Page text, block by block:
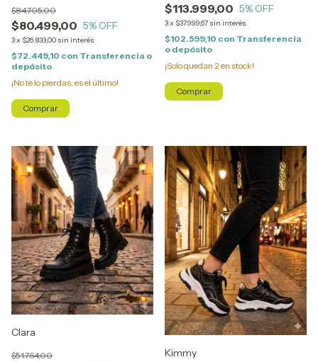
$80.499,00
$84.705,00
5% OFF
3x $26.833,00 sin interés
$72.449,10 con Transferencia o
depósito
¡No te lo pierdas, es el último!
Comprar
$113.999,00 5% OFF
3x $37.999,67 sin interés
$102.599,10 con Transferencia
o depósito
¡Solo quedan 2en stock!
Comprar
Clara
$51.764,00 Kimmy